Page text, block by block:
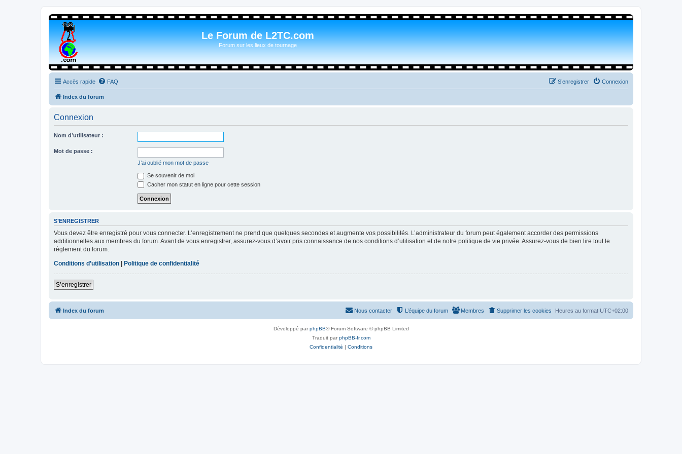
Le Forum de L2TC.com
Forum sur les lieux de tournage
Accès rapide FAQ Connexion
S’enregistrer
Index du forum
Connexion
Nom d’utilisateur :
Mot de passe :
J’ai oublié mon mot de passe
Se souvenir de moi
Cacher mon statut en ligne pour cette session
S’ENREGISTRER
Vous devez être enregistré pour vous connecter. L’enregistrement ne prend que quelques secondes et augmente vos possibilités. L’administrateur du forum peut également accorder des permissions
additionnelles aux membres du forum. Avant de vous enregistrer, assurez-vous d’avoir pris connaissance de nos conditions d’utilisation et de notre politique de vie privée. Assurez-vous de bien lire tout le
règlement du forum.
Conditions d’utilisation | Politique de confidentialité
S’enregistrer
Index du forum Heures au format UTC+02:00
Supprimer les cookies
Membres
L’équipe du forum
Nous contacter
Développé parphpBB® Forum Software © phpBB Limited
Traduit parphpBB-fr.com
Confidentialité | Conditions